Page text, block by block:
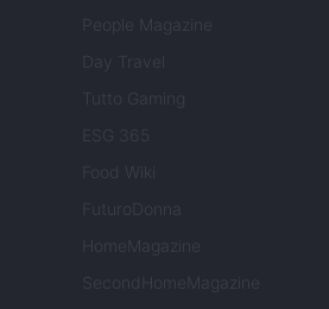
People Magazine
Day Travel
Tutto Gaming
ESG 365
Food Wiki
FuturoDonna
HomeMagazine
SecondHomeMagazine